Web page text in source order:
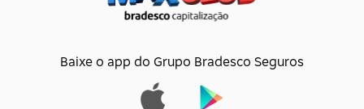
Baixe o app do Grupo Bradesco Seguros